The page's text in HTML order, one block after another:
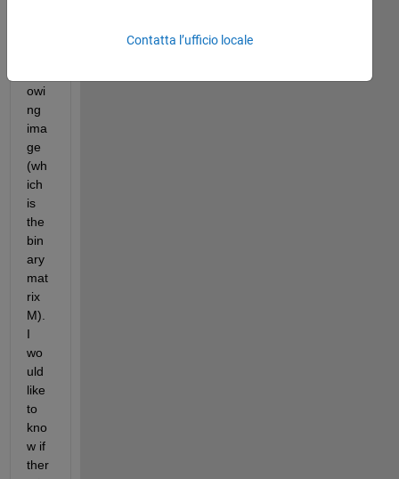
owi
ng
ima
ge
(wh
ich
is
the
bin
ary
mat
rix
M).
I
wo
uld
like
to
kno
w if
ther
Contatta l’ufficio locale